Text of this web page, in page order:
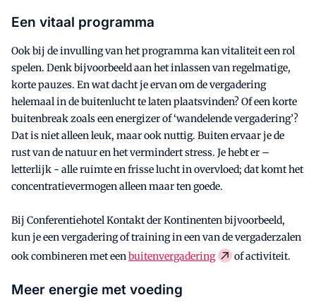
Een vitaal programma
Ook bij de invulling van het programma kan vitaliteit een rol
spelen. Denk bijvoorbeeld aan het inlassen van regelmatige,
korte pauzes. En wat dacht je ervan om de vergadering
helemaal in de buitenlucht te laten plaatsvinden? Of een korte
buitenbreak zoals een energizer of ‘wandelende vergadering’?
Dat is niet alleen leuk, maar ook nuttig. Buiten ervaar je de
rust van de natuur en het vermindert stress. Je hebt er –
letterlijk - alle ruimte en frisse lucht in overvloed; dat komt het
concentratievermogen alleen maar ten goede.
Bij Conferentiehotel Kontakt der Kontinenten bijvoorbeeld,
kun je een vergadering of training in een van de vergaderzalen
ook combineren met eenbuitenvergadering of activiteit.
Meer energie met voeding